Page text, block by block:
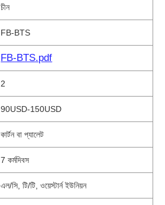
চীন
FB-BTS
FB-BTS.pdf
2
90USD-150USD
কার্টন বা প্যালেট
7 কর্মদিবস
এল/সি, টি/টি, ওয়েস্টার্ন ইউনিয়ন